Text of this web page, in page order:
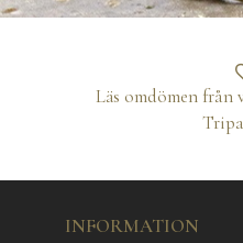
Läs omdömen från
INFORMATION